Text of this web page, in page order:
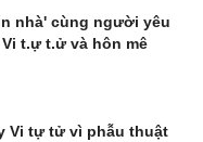
nhà' cùng người yêu
t.ự t.ử và hôn mê
Vi tự tử vì phẫu thuật